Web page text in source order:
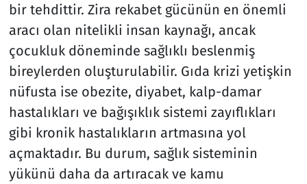
bir tehdittir. Zira rekabet gücünün en önemli
aracı olan nitelikli insan kaynağı, ancak
çocukluk döneminde sağlıklı beslenmiş
bireylerden oluşturulabilir. Gıda krizi yetişkin
nüfusta ise obezite, diyabet, kalp-damar
hastalıkları ve bağışıklık sistemi zayıflıkları
gibi kronik hastalıkların artmasına yol
açmaktadır. Bu durum, sağlık sisteminin
yükünü daha da artıracak ve kamu